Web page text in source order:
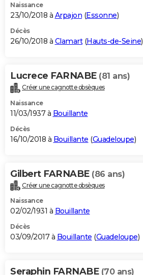
Naissance
23/10/2018 à Arpajon (Essonne)
Décès
26/10/2018 à Clamart(Hauts-de-Seine)
Lucrece FARNABE (81 ans)
Créer une cagnotte obsèques
Naissance
11/03/1937 à Bouillante
Décès
16/10/2018 à Bouillante (Guadeloupe)
Gilbert FARNABE (86 ans)
Créer une cagnotte obsèques
Naissance
02/02/1931 à Bouillante
Décès
03/09/2017 à Bouillante (Guadeloupe)
Seraphin FARNABE (70 ans)